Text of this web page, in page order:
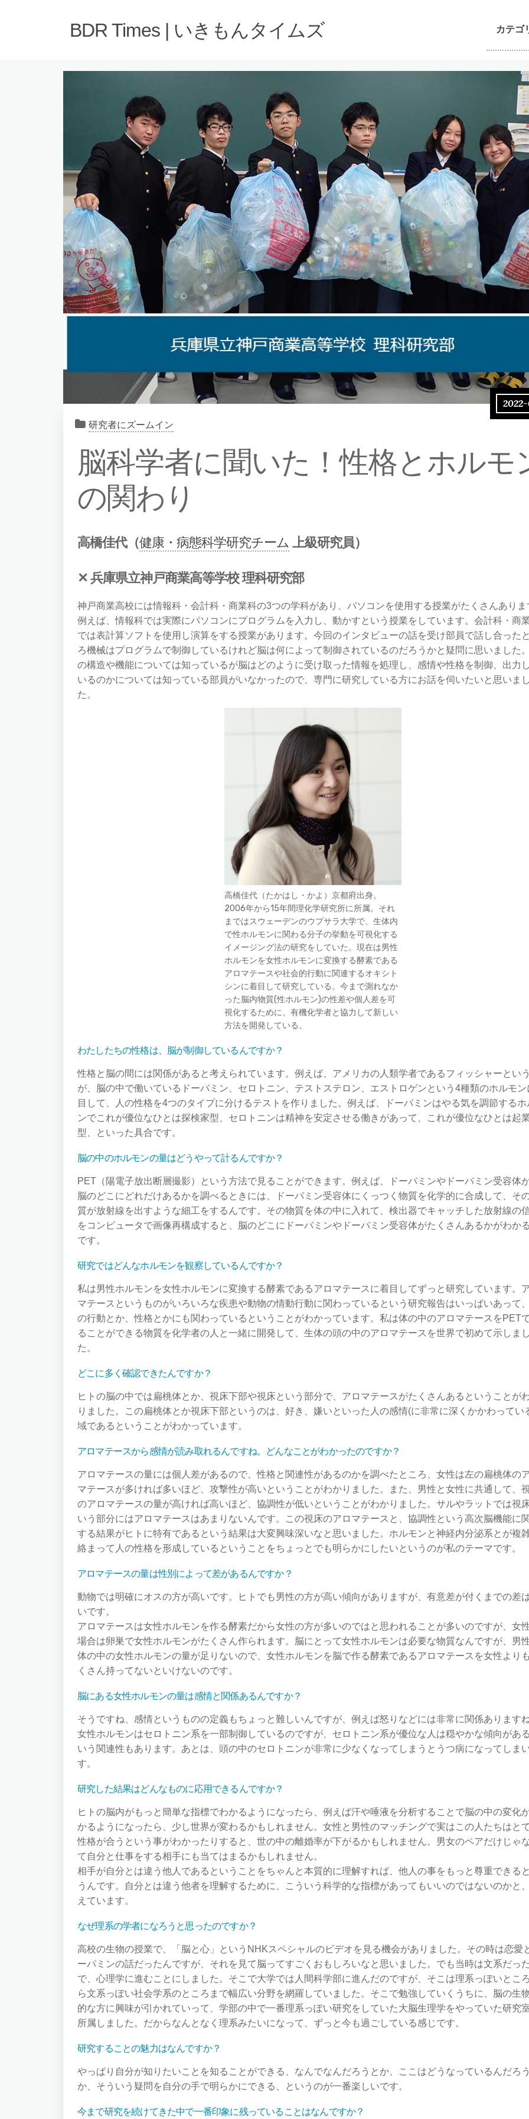
BDR Times | いきもんタイムズ カテゴ
2022-
脳科学者に聞いた！性格とホルモ
の関わり
高橋佳代（健康・病態科学研究チーム 上級研究員）
✕ 兵庫県立神戸商業高等学校 理科研究部
神戸商業高校には情報科・会計科・商業科の3つの学科があり、パソコンを使用する授業がたくさんありま
例えば、情報科では実際にパソコンにプログラムを入力し、動かすという授業をしています。会計科・商
では表計算ソフトを使用し演算をする授業があります。今回のインタビューの話を受け部員で話し合った
ろ機械はプログラムで制御しているけれど脳は何によって制御されているのだろうかと疑問に思いました
の構造や機能については知っているが脳はどのように受け取った情報を処理し、感情や性格を制御、出力
いるのかについては知っている部員がいなかったので、専門に研究している方にお話を伺いたいと思いまし
た。
高橋佳代（たかはし・かよ）京都府出身。
2006年から15年間理化学研究所に所属。それ
まではスウェーデンのウプサラ大学で、生体内
で性ホルモンに関わる分子の挙動を可視化する
イメージング法の研究をしていた。現在は男性
ホルモンを女性ホルモンに変換する酵素である
アロマテースや社会的行動に関連するオキシト
シンに着目して研究している。今まで測れなか
った脳内物質(性ホルモン)の性差や個人差を可
視化するために、有機化学者と協力して新しい
方法を開発している。
わたしたちの性格は、脳が制御しているんですか？
性格と脳の間には関係があると考えられています。例えば、アメリカの人類学者であるフィッシャーとい
が、脳の中で働いているドーパミン、セロトニン、テストステロン、エストロゲンという4種類のホルモン
目して、人の性格を4つのタイプに分けるテストを作りました。例えば、ドーパミンはやる気を調節するホ
ンでこれが優位なひとは探検家型、セロトニンは精神を安定させる働きがあって、これが優位なひとは起
型、といった具合です。
脳の中のホルモンの量はどうやって計るんですか？
PET（陽電子放出断層撮影）という方法で見ることができます。例えば、ドーパミンやドーパミン受容体が
脳のどこにどれだけあるかを調べるときには、ドーパミン受容体にくっつく物質を化学的に合成して、そ
質が放射線を出すような細工をするんです。その物質を体の中に入れて、検出器でキャッチした放射線の
をコンピュータで画像再構成すると、脳のどこにドーパミンやドーパミン受容体がたくさんあるかがわか
です。
研究ではどんなホルモンを観察しているんですか？
私は男性ホルモンを女性ホルモンに変換する酵素であるアロマテースに着目してずっと研究しています。
マテースというものがいろいろな疾患や動物の情動行動に関わっているという研究報告はいっぱいあって
の行動とか、性格とかにも関わっているということがわかっています。私は体の中のアロマテースをPET
ることができる物質を化学者の人と一緒に開発して、生体の頭の中のアロマテースを世界で初めて示しまし
た。
どこに多く確認できたんですか？
ヒトの脳の中では扁桃体とか、視床下部や視床という部分で、アロマテースがたくさんあるということが
りました。この扁桃体とか視床下部というのは、好き、嫌いといった人の感情(に非常に深くかかわってい
域であるということがわかっています。
アロマテースから感情が読み取れるんですね。どんなことがわかったのですか？
アロマテースの量には個人差があるので、性格と関連性があるのかを調べたところ、女性は左の扁桃体の
マテースが多ければ多いほど、攻撃性が高いということがわかりました。また、男性と女性に共通して、
のアロマテースの量が高ければ高いほど、協調性が低いということがわかりました。サルやラットでは視
いう部分にはアロマテースはあまりないんです。この視床のアロマテースと、協調性という高次脳機能に
する結果がヒトに特有であるという結果は大変興味深いなと思いました。ホルモンと神経内分泌系とが複
絡まって人の性格を形成しているということをちょっとでも明らかにしたいというのが私のテーマです。
アロマテースの量は性別によって差があるんですか？
動物では明確にオスの方が高いです。ヒトでも男性の方が高い傾向がありますが、有意差が付くまでの差
いです。
アロマテースは女性ホルモンを作る酵素だから女性の方が多いのではと思われることが多いのですが、女
場合は卵巣で女性ホルモンがたくさん作られます。脳にとって女性ホルモンは必要な物質なんですが、男
体の中の女性ホルモンの量が足りないので、女性ホルモンを脳で作る酵素であるアロマテースを女性より
くさん持ってないといけないのです。
脳にある女性ホルモンの量は感情と関係あるんですか？
そうですね、感情というものの定義もちょっと難しいんですが、例えば怒りなどには非常に関係ありますね
女性ホルモンはセロトニン系を一部制御しているのですが、セロトニン系が優位な人は穏やかな傾向があ
いう関連性もあります。あとは、頭の中のセロトニンが非常に少なくなってしまうとうつ病になってしま
す。
研究した結果はどんなものに応用できるんですか？
ヒトの脳内がもっと簡単な指標でわかるようになったら、例えば汗や唾液を分析することで脳の中の変化
かるようになったら、少し世界が変わるかもしれません。女性と男性のマッチングで実はこの人たちはと
性格が合うという事がわかったりすると、世の中の離婚率が下がるかもしれません。男女のペアだけじゃな
て自分と仕事をする相手にも当てはまるかもしれません。
相手が自分とは違う他人であるということをちゃんと本質的に理解すれば、他人の事をもっと尊重できる
うんです。自分とは違う他者を理解するために、こういう科学的な指標があってもいいのではないのかと
えています。
なぜ理系の学者になろうと思ったのですか？
高校の生物の授業で、「脳と心」というNHKスペシャルのビデオを見る機会がありました。その時は恋愛
ーパミンの話だったんですが、それを見て脳ってすごくおもしろいなと思いました。でも当時は文系だっ
で、心理学に進むことにしました。そこで大学では人間科学部に進んだのですが、そこは理系っぽいとこ
ら文系っぽい社会学系のところまで幅広い分野を網羅していました。そこで勉強していくうちに、脳の生
的な方に興味が引かれていって、学部の中で一番理系っぽい研究をしていた大脳生理学をやっていた研究
所属しました。だからなんとなく理系みたいになって、ずっと今も過ごしている感じです。
研究することの魅力はなんですか？
やっぱり自分が知りたいことを知ることができる、なんでなんだろうとか、ここはどうなっているんだろ
か、そういう疑問を自分の手で明らかにできる、というのが一番楽しいです。
今まで研究を続けてきた中で一番印象に残っていることはなんですか？
研究者にズームイン